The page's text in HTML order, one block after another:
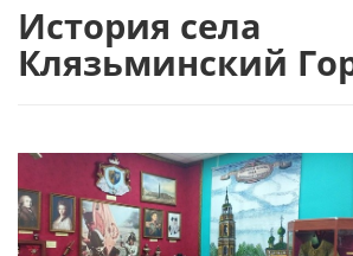
История села
Клязьминский